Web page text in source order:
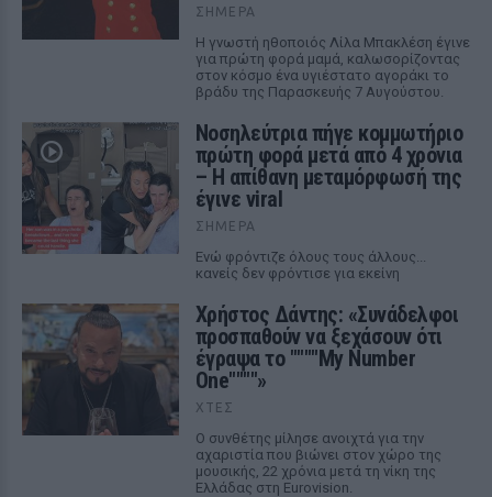
ΣΉΜΕΡΑ
Η γνωστή ηθοποιός Λίλα Μπακλέση έγινε
για πρώτη φορά μαμά, καλωσορίζοντας
στον κόσμο ένα υγιέστατο αγοράκι το
βράδυ της Παρασκευής 7 Αυγούστου.
Νοσηλεύτρια πήγε κομμωτήριο
πρώτη φορά μετά από 4 χρόνια
– Η απίθανη μεταμόρφωσή της
έγινε viral
ΣΉΜΕΡΑ
Ενώ φρόντιζε όλους τους άλλους...
κανείς δεν φρόντισε για εκείνη
Χρήστος Δάντης: «Συνάδελφοι
προσπαθούν να ξεχάσουν ότι
έγραψα το """"My Number
One""""»
ΧΤΕΣ
Ο συνθέτης μίλησε ανοιχτά για την
αχαριστία που βιώνει στον χώρο της
μουσικής, 22 χρόνια μετά τη νίκη της
Ελλάδας στη Eurovision.